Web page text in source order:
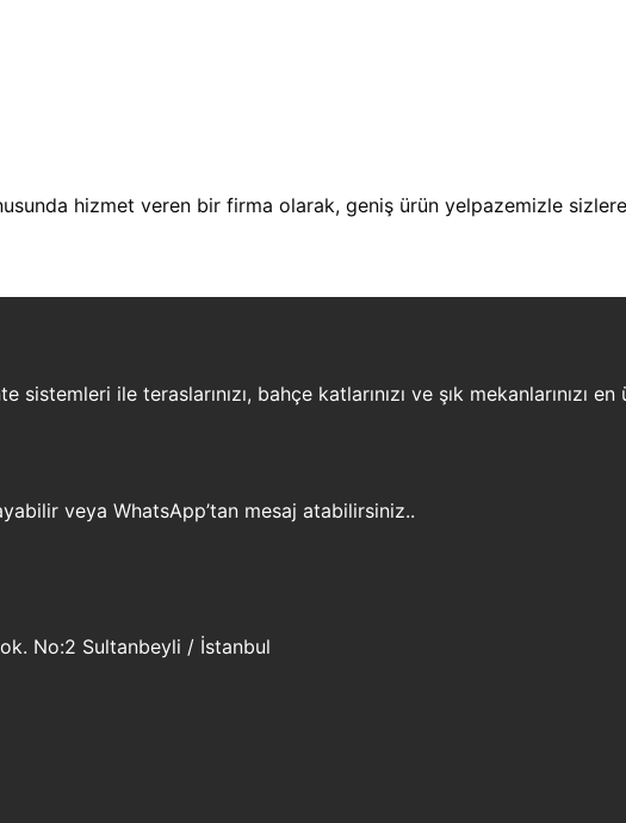
hizmet veren bir firma olarak, geniş ürün yelpazemizle
sistemleri ile teraslarınızı, bahçe katlarınızı ve şık mekanlarınızı
veya WhatsApp’tan mesaj atabilirsiniz..
No:2 Sultanbeyli / İstanbul